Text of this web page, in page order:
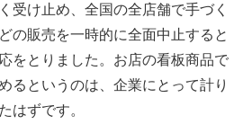
受け止め、全国の全店舗で手づく
の販売を一時的に全面中止すると
をとりました。お店の看板商品で
るというのは、企業にとって計り
はずです。